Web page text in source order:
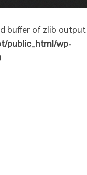
buffer of zlib output
public_html/wp-